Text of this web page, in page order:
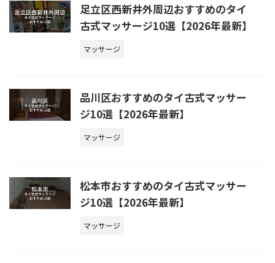
足立区西新井外周辺おすすめのタイ
古式マッサージ10選【2026年最新】
マッサージ
品川区おすすめのタイ古式マッサー
ジ10選【2026年最新】
マッサージ
松本市おすすめのタイ古式マッサー
ジ10選【2026年最新】
マッサージ